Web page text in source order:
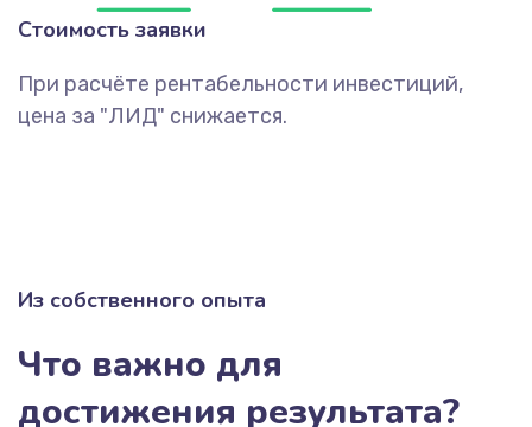
Стоимость заявки
При расчёте рентабельности инвестиций,
цена за "ЛИД" снижается.
Из собственного опыта
Что важно для
достижения результата?